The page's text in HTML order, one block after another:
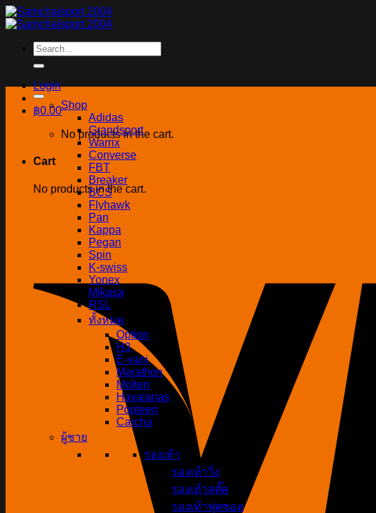
Skip
to
Search
for:
Login
฿0.00
No products in the cart.
Cart
No products in the cart.
Shop
Adidas
Grandsport
Warrix
Converse
FBT
Breaker
BCS
Flyhawk
Pan
Kappa
Pegan
Spin
K-swiss
Yonex
Mikasa
RSL
ทั้งหมด
Option
H3
E-vani
Marathon
Molten
Havaianas
Popteen
Carcha
ผู้ชาย
รองเท้า
รองเท้าวิ่ง
รองเท้าสตั๊ด
รองเท้าฟุตซอล